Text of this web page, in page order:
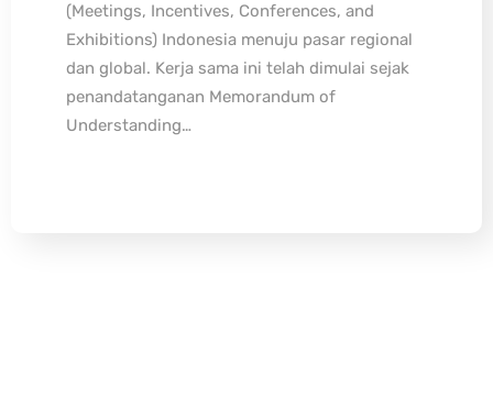
(Meetings, Incentives, Conferences, and
Exhibitions) Indonesia menuju pasar regional
dan global. Kerja sama ini telah dimulai sejak
penandatanganan Memorandum of
Understanding…